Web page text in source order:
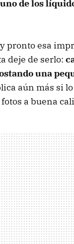
de los
pronto esa
deje de serlo:
una
aún más si
a buena